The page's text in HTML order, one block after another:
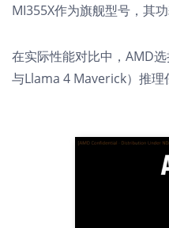
MI355X作为旗舰型号，其
在实际性能对比中，AMD
与Llama 4 Maverick） 推理